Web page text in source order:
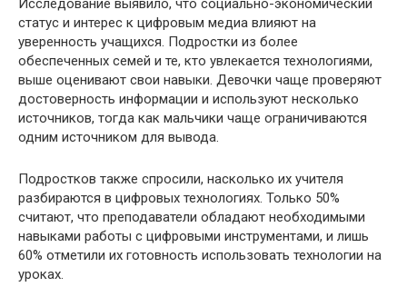
Исследование выявило, что социально-экономический
статус и интерес к цифровым медиа влияют на
уверенность учащихся. Подростки из более
обеспеченных семей и те, кто увлекается технологиями,
выше оценивают свои навыки. Девочки чаще проверяют
достоверность информации и используют несколько
источников, тогда как мальчики чаще ограничиваются
одним источником для вывода.
Подростков также спросили, насколько их учителя
разбираются в цифровых технологиях. Только 50%
считают, что преподаватели обладают необходимыми
навыками работы с цифровыми инструментами, и лишь
60% отметили их готовность использовать технологии на
уроках.